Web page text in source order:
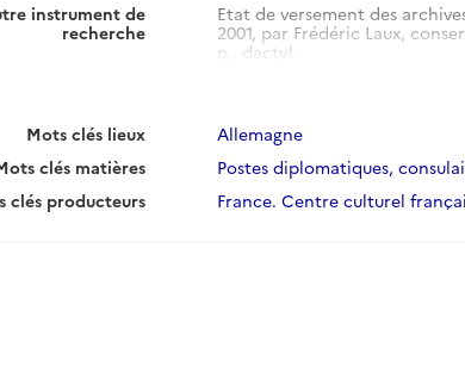
instrument de
recherche
Etat de versement des
2001, par Frédéric Laux,
p., dactyl.
Mots clés lieux
Allemagne
clés matières
Postes diplomatiques,
clés producteurs
France. Centre culturel